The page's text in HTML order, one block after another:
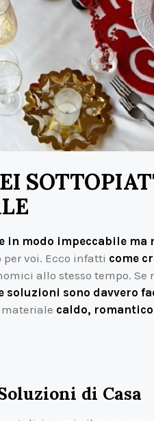
in modo impeccabile ma
voi. Ecco infatti come
allo stesso tempo.
soluzioni sono davvero
caldo,
di Casa